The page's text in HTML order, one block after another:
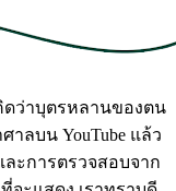
ดว่าบุตรหลานของตน
ลบน YouTube แล้ว
ะการตรวจสอบจาก